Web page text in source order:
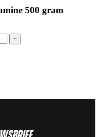
500 gram
+